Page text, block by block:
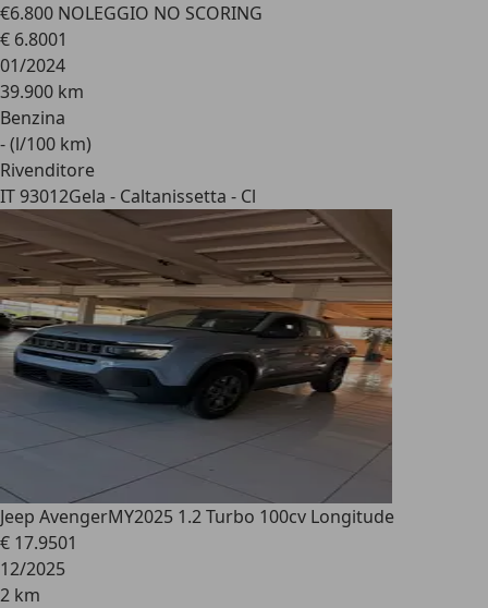
€6.800 NOLEGGIO NO SCORING
€ 6.8001
01/2024
39.900 km
Benzina
- (l/100 km)
Rivenditore
IT 93012Gela - Caltanissetta - Cl
Jeep AvengerMY2025 1.2 Turbo 100cv Longitude
€ 17.9501
12/2025
2 km